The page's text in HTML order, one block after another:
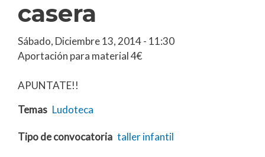
casera
Sábado, Diciembre 13, 2014 - 11:30
Aportación para material 4€
APUNTATE!!
Temas Ludoteca
Tipo de convocatoria tallerinfantil